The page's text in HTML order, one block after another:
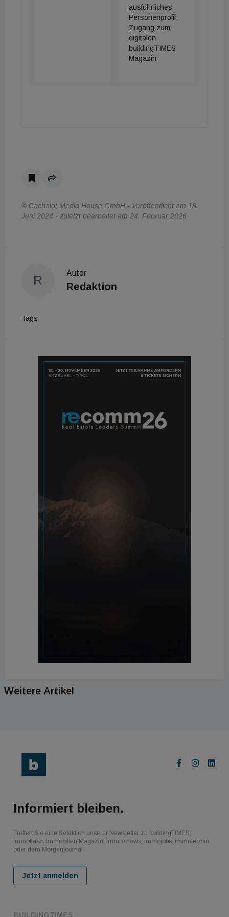
ausführliches
Personenprofil,
Zugang zum
digitalen
buildingTIMES
Magazin
© Cachalot Media House GmbH - Veröffentlicht am 18.
Juni 2024 - zuletzt bearbeitet am 24. Februar 2026
R
Autor
Redaktion
Tags
Weitere Artikel
BUILDINGTIMES
Informiert bleiben.
Treffen Sie eine Selektion unserer Newsletter zu buildingTIMES,
immoflash, Immobilien Magazin, immo7news, immojobs, immotermin
oder dem Morgenjournal
Jetzt anmelden